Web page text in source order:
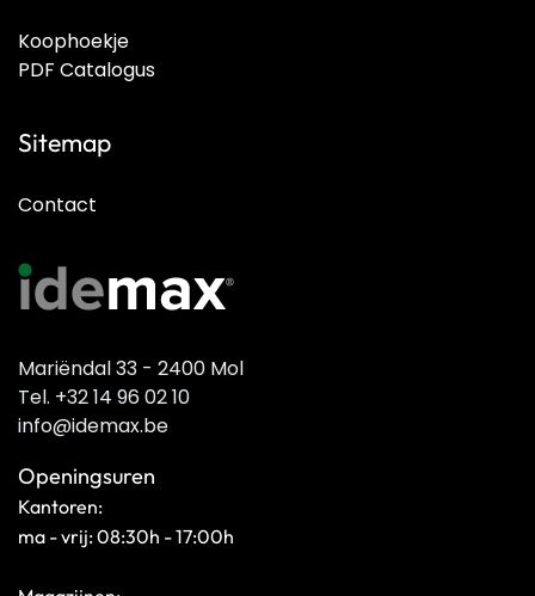
Koophoekje
PDF Catalogus
Sitemap
Contact
Mariëndal 33 - 2400 Mol
Tel. +32 14 96 02 10
info@idemax.be
Openingsuren
Kantoren:
ma - vrij: 08:30h - 17:00h